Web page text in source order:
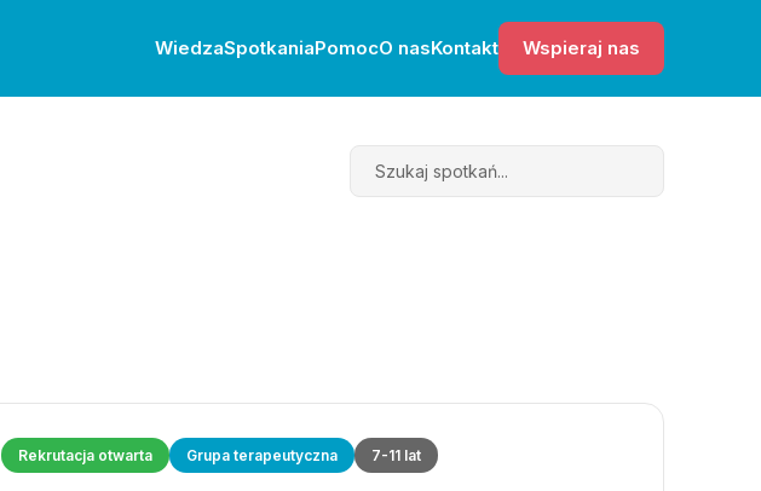
WiedzaSpotkaniaPomocO nasKontakt Wspieraj nas
Search
Rekrutacja otwarta Grupa terapeutyczna 7-11 lat